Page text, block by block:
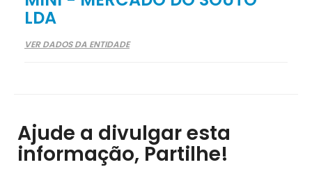
LDA
VER DADOS DA ENTIDADE
Ajude a divulgar esta
informação, Partilhe!